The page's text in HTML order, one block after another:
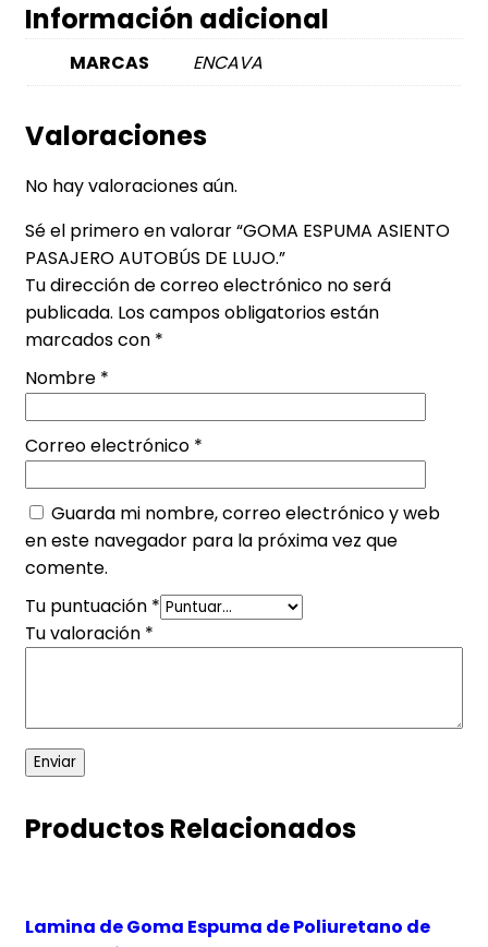
Información adicional
MARCAS ENCAVA
Valoraciones
No hay valoraciones aún.
Sé el primero en valorar “GOMA ESPUMA ASIENTO
PASAJERO AUTOBÚS DE LUJO.”
Tu dirección de correo electrónico no será
publicada. Los campos obligatorios están
marcados con *
Nombre *
Correo electrónico *
Guarda mi nombre, correo electrónico y web
en este navegador para la próxima vez que
comente.
Tu puntuación *
Tu valoración *
Productos Relacionados
Lamina de Goma Espuma de Poliuretano de